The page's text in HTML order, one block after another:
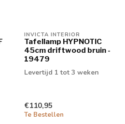
INVICTA INTERIOR
Tafellamp HYPNOTIC
45cm driftwood bruin -
19479
Levertijd 1 tot 3 weken
€110,95
Te Bestellen